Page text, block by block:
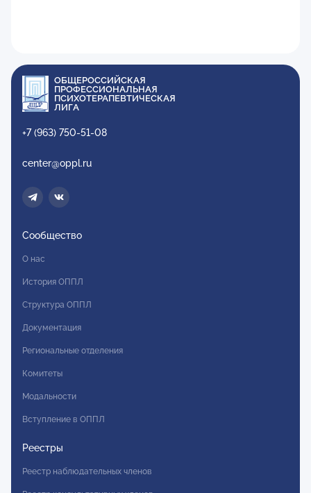
ОБЩЕРОССИЙСКАЯ
ПРОФЕССИОНАЛЬНАЯ
ПСИХОТЕРАПЕВТИЧЕСКАЯ
ЛИГА
+7 (963) 750-51-08
center@oppl.ru
Сообщество
О нас
История ОППЛ
Структура ОППЛ
Документация
Региональные отделения
Комитеты
Модальности
Вступление в ОППЛ
Реестры
Реестр наблюдательных членов